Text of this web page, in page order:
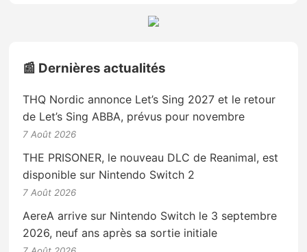
📰 Dernières actualités
THQ Nordic annonce Let’s Sing 2027 et le retour
de Let’s Sing ABBA, prévus pour novembre
7 Août 2026
THE PRISONER, le nouveau DLC de Reanimal, est
disponible sur Nintendo Switch 2
7 Août 2026
AereA arrive sur Nintendo Switch le 3 septembre
2026, neuf ans après sa sortie initiale